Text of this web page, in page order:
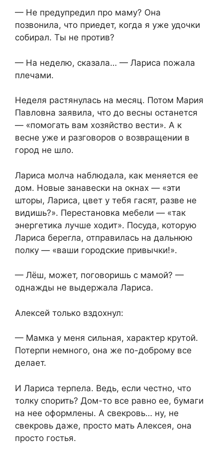
— Не предупредил про маму? Она
позвонила, что приедет, когда я уже удочки
собирал. Ты не против?
— На неделю, сказала… — Лариса пожала
плечами.
Неделя растянулась на месяц. Потом Мария
Павловна заявила, что до весны останется
— «помогать вам хозяйство вести». А к
весне уже и разговоров о возвращении в
город не шло.
Лариса молча наблюдала, как меняется ее
дом. Новые занавески на окнах — «эти
шторы, Лариса, цвет у тебя гасят, разве не
видишь?». Перестановка мебели — «так
энергетика лучше ходит». Посуда, которую
Лариса берегла, отправилась на дальнюю
полку — «ваши городские привычки!».
— Лёш, может, поговоришь с мамой? —
однажды не выдержала Лариса.
Алексей только вздохнул:
— Мамка у меня сильная, характер крутой.
Потерпи немного, она же по-доброму все
делает.
И Лариса терпела. Ведь, если честно, что
толку спорить? Дом-то все равно ее, бумаги
на нее оформлены. А свекровь… ну, не
свекровь даже, просто мать Алексея, она
просто гостья.